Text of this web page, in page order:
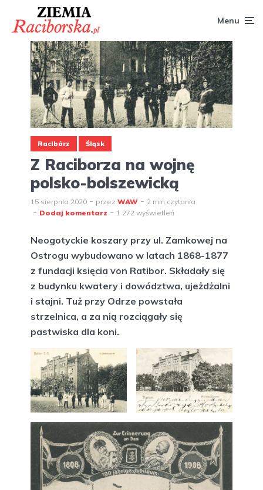
Menu
Racibórz Śląsk
Z Raciborza na wojnę
polsko-bolszewicką
15 sierpnia 2020 przez WAW
2 min czytania
Dodaj komentarz
1 272 wyświetleń
Neogotyckie koszary przy ul. Zamkowej na
Ostrogu wybudowano w latach 1868-1877
z fundacji księcia von Ratibor. Składały się
z budynku kwatery i dowództwa, ujeżdżalni
i stajni. Tuż przy Odrze powstała
strzelnica, a za nią rozciągały się
pastwiska dla koni.